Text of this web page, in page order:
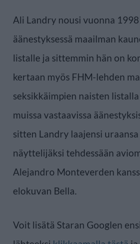
Ali Landry nousi vuonna
äänestyksessä maailman
listalle ja sittemmin hän on
kertaan myös FHM-lehden
seksikkäimpien naisten
muissa vastaavissa
sitten Landry laajensi uraansa
näyttelijäksi tehdessään
Alejandro Monteverden
elokuvan Bella.
Voit lisätä Staran Googlen